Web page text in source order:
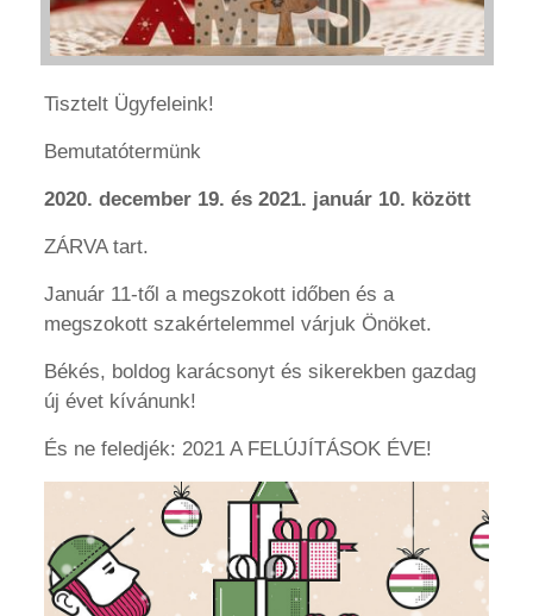
Tisztelt Ügyfeleink!
Bemutatótermünk
2020. december 19. és 2021. január 10. között
ZÁRVA tart.
Január 11-től a megszokott időben és a
megszokott szakértelemmel várjuk Önöket.
Békés, boldog karácsonyt és sikerekben gazdag
új évet kívánunk!
És ne feledjék: 2021 A FELÚJÍTÁSOK ÉVE!